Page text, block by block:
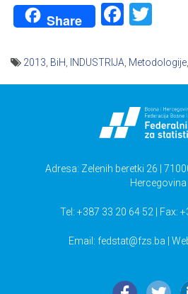
Share
2013 BiH INDUSTRIJA Metodologije
Adresa: Zelenih beretki 26 |
Hercegovina
Tel: +387 33 20 64 52 | Fax:
Email: fedstat@fzs.ba |